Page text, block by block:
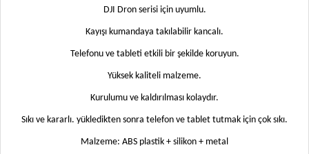
DJI Dron serisi için uyumlu.
Kayışı kumandaya takılabilir kancalı.
Telefonu ve tableti etkili bir şekilde koruyun.
Yüksek kaliteli malzeme.
Kurulumu ve kaldırılması kolaydır.
Sıkı ve kararlı. yükledikten sonra telefon ve tablet tutmak için çok sıkı.
Malzeme: ABS plastik + silikon + metal